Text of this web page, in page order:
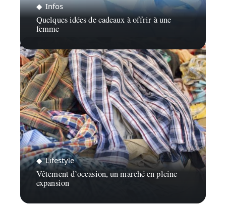
Infos
Quelques idées de cadeaux à offrir à une
femme
Lifestyle
Vêtement d’occasion, un marché en pleine
expansion